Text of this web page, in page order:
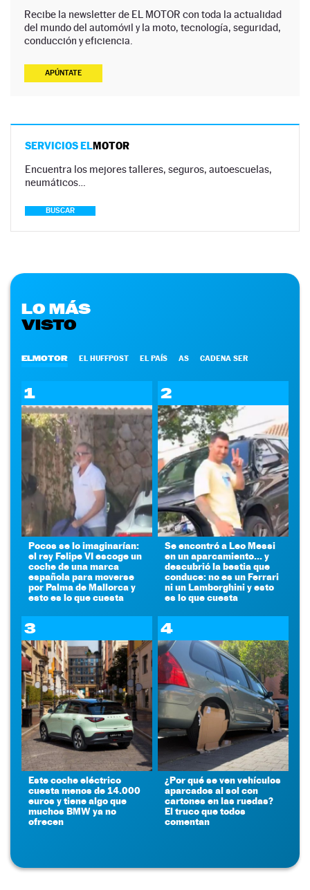
Recibe la newsletter de EL MOTOR con toda la actualidad
del mundo del automóvil y la moto, tecnología, seguridad,
conducción y eficiencia.
APÚNTATE
SERVICIOS ELMOTOR
Encuentra los mejores talleres, seguros, autoescuelas,
neumáticos…
BUSCAR
LO MÁS
VISTO
ELMOTOR EL HUFFPOST EL PAÍS AS CADENA SER
1
Pocos se lo imaginarían:
el rey Felipe VI escoge un
coche de una marca
española para moverse
por Palma de Mallorca y
esto es lo que cuesta
2
Se encontró a Leo Messi
en un aparcamiento... y
descubrió la bestia que
conduce: no es un Ferrari
ni un Lamborghini y esto
es lo que cuesta
3
Este coche eléctrico
cuesta menos de 14.000
euros y tiene algo que
muchos BMW ya no
ofrecen
4
¿Por qué se ven vehículos
aparcados al sol con
cartones en las ruedas?
El truco que todos
comentan